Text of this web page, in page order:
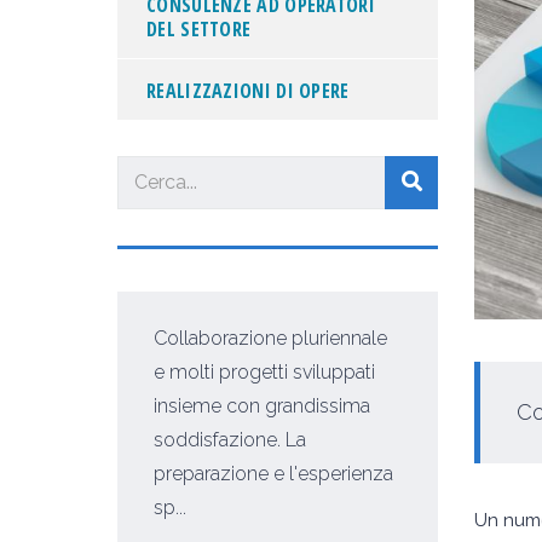
Un
DEL SETTORE
REALIZZAZIONI DI OPERE
Collaborazione pluriennale
e molti progetti sviluppati
insieme con grandissima
soddisfazione. La
preparazione e l'esperienza
sp...